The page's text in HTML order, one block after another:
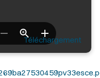
Téléchargement